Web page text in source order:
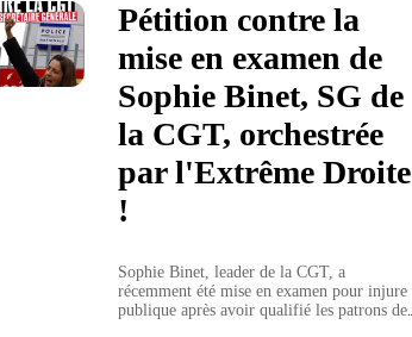
Pétition contre la
mise en examen de
Sophie Binet, SG de
la CGT, orchestrée
par l'Extrême Droite
!
Sophie Binet, leader de la CGT, a
récemment été mise en examen pour injure
publique après avoir qualifié les patrons de